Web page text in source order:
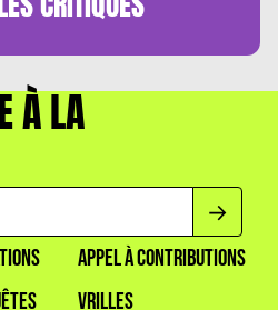
À LA
APPEL À CONTRIBUTIONS
VRILLES